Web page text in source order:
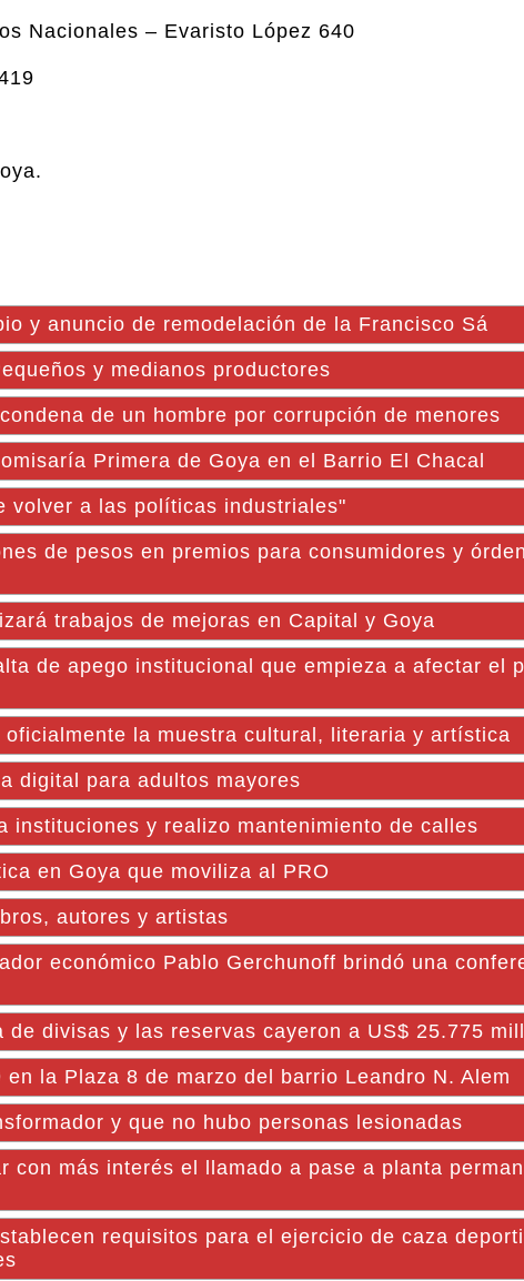
Nacionales – Evaristo López 640
y anuncio de remodelación de la Francisco Sá
y medianos productores
de un hombre por corrupción de menores
Primera de Goya en el Barrio El Chacal
volver a las políticas industriales"
de pesos en premios para consumidores y
trabajos de mejoras en Capital y Goya
de apego institucional que empieza a afectar el
la muestra cultural, literaria y artística
digital para adultos mayores
instituciones y realizo mantenimiento de calles
en Goya que moviliza al PRO
autores y artistas
económico Pablo Gerchunoff brindó una
divisas y las reservas cayeron a US$ 25.775
la Plaza 8 de marzo del barrio Leandro N. Alem
y que no hubo personas lesionadas
con más interés el llamado a pase a planta
requisitos para el ejercicio de caza